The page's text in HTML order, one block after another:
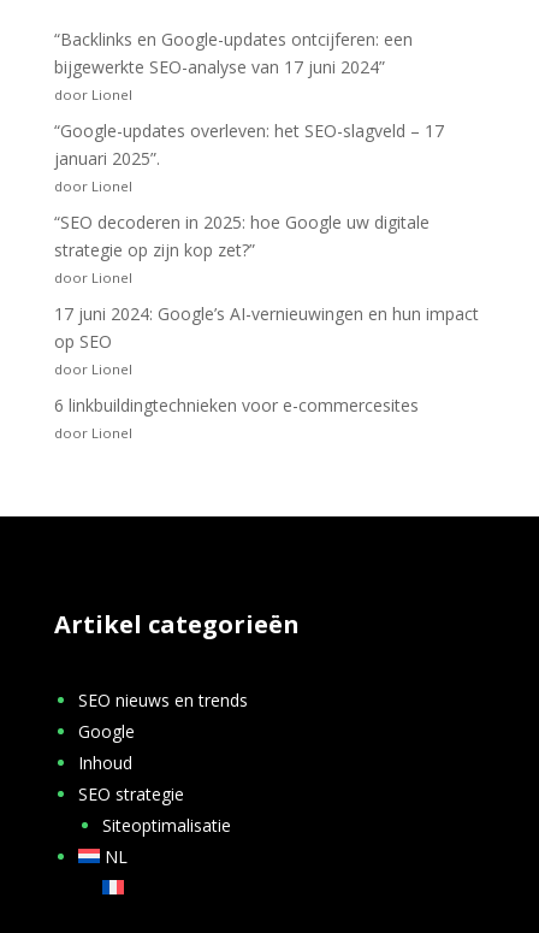
“Backlinks en Google-updates ontcijferen: een
bijgewerkte SEO-analyse van 17 juni 2024”
door Lionel
“Google-updates overleven: het SEO-slagveld – 17
januari 2025”.
door Lionel
“SEO decoderen in 2025: hoe Google uw digitale
strategie op zijn kop zet?”
door Lionel
17 juni 2024: Google’s AI-vernieuwingen en hun impact
op SEO
door Lionel
6 linkbuildingtechnieken voor e-commercesites
door Lionel
Artikel categorieën
SEO nieuws en trends
Google
Inhoud
SEO strategie
Siteoptimalisatie
NL